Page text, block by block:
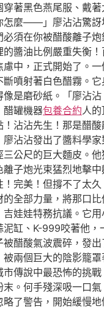
著黑色燕尾服、戴
怎麼——」廖沾沾驚
須在你被醋酸離子
醬油比例嚴重失衡
中，正式開始了。
噴射著白色醋霧。
是磨砂紙。「廖沾
醋罐機器包養合約人
沾沾先生！那是醋
沾沾發出了醬料學
公尺的巨大麵皮。
子炮光束猛烈地擊
完美！但撐不了太
全部力量，將那口
娃娃特務抗議。它
缸、K-999咬著他
醋酸氣波震碎，發
兩個巨大的陰影籠
傳說中最恐怖的挑
。何手殘深吸一口
了警告，開始緩慢